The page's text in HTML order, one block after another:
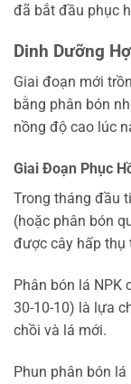
đã bắt đầu phục
Dinh Dưỡng
Giai đoạn mới
bằng phân bón
nồng độ cao lúc
Giai Đoạn Phục
Trong tháng đầu
(hoặc phân bón
được cây hấp thụ
Phân bón lá NPK
30-10-10) là lựa
chồi và lá mới.
Phun phân bón